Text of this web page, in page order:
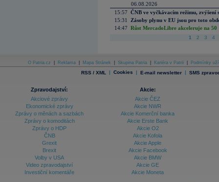
06.08.2026
15:57 ČNB ve vyčkávacím režimu, zvýšení
15:31
Zásoby plynu v EU jsou pro toto
14:47 Růst MercadoLibre akceleruje na
1 2 3 4
O Patria.cz Reklama Mapa Stránek Skupina Patria Kariéra v Patrii Podmínky
RSS / XML | Cookies | E-mail newsletter | SMS
Zpravodajství:
Akciové zprávy
Ekonomické zprávy
Zprávy o měnách a sazbách
Zprávy o komoditách
Zprávy o HDP
ČNB
Grexit
Brexit
Volby v USA
Video zpravodajství
Investiční komentáře
Akcie:
Akcie ČEZ
Akcie NWR
Akcie Komerční banka
Akcie Erste Bank
Akcie O2
Akcie Kofola
Akcie Apple
Akcie Facebook
Akcie BMW
Akcie GE
Akcie Moneta